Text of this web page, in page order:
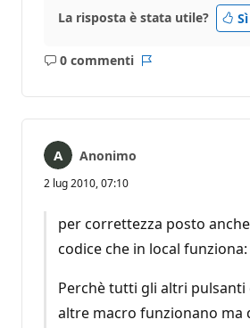
La risposta è stata utile? Sì
0 commenti
Nessun
Anonimo
2 lug 2010, 07:10
per correttezza posto
codice che in local funziona:
Perchè tutti gli altri pulsanti
altre macro funzionano ma